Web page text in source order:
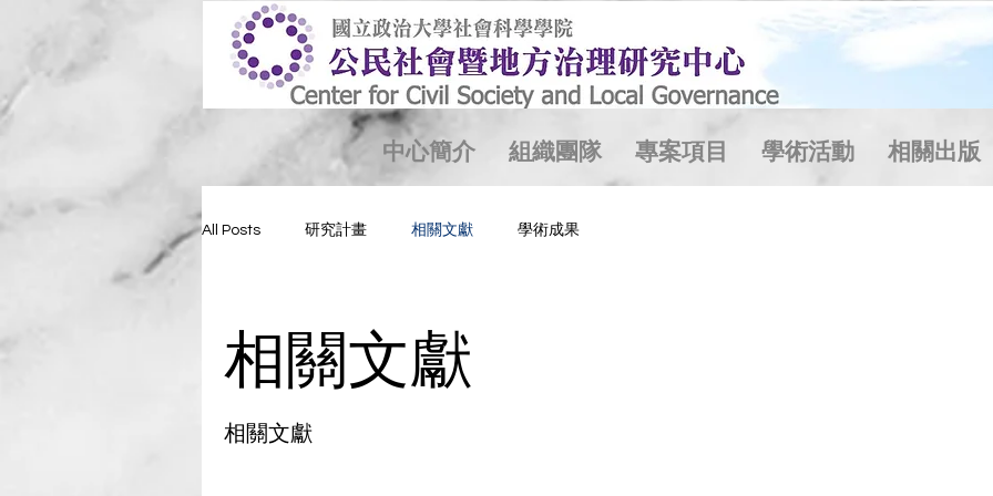
中心簡介 組織團隊 專案項目 學術活動 相關出版
All Posts 研究計畫 相關文獻 學術成果
相關文獻
相關文獻